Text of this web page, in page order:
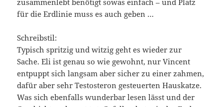
zusammenlebt benötigt sowas einfach – und Platz
für die Erdlinie muss es auch geben …
Schreibstil:
Typisch spritzig und witzig geht es wieder zur
Sache. Eli ist genau so wie gewohnt, nur Vincent
entpuppt sich langsam aber sicher zu einer zahmen,
dafür aber sehr Testosteron gesteuerten Hauskatze.
Was sich ebenfalls wunderbar lesen lässt und der